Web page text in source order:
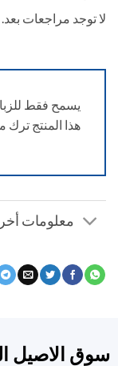
مراجعات بعد.
يسمح فقط للزبائن
هذا المنتج ترك
معلومات أخري
الاصيل